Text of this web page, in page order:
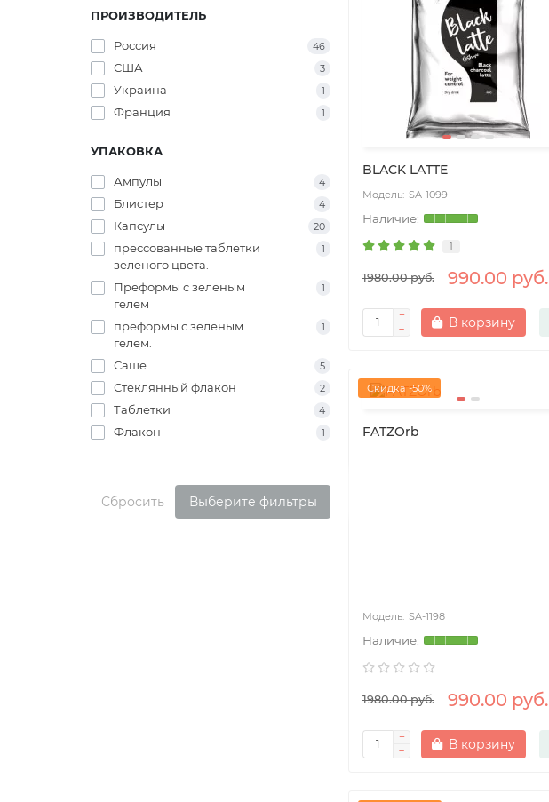
ПРОИЗВОДИТЕЛЬ
Россия 46
США 3
Украина 1
Франция 1
УПАКОВКА
Ампулы 4
Блистер 4
Капсулы 20
прессованные таблетки
зеленого цвета.
1
Преформы с зеленым
гелем
1
преформы с зеленым
гелем.
1
Саше 5
Стеклянный флакон 2
Таблетки 4
Флакон 1
Сбросить Выберите фильтры
BLACK LATTE
SA-1099
1
1980.00 руб. 990.00 руб.
В корзину
Скидка -50%
FATZOrb
SA-1198
1980.00 руб. 990.00 руб.
В корзину